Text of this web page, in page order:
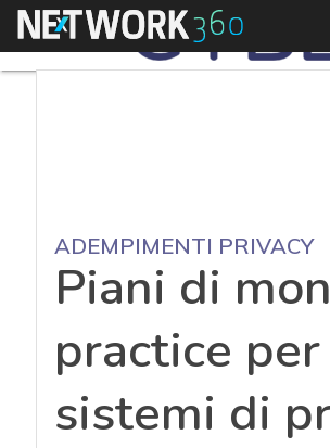
Menu
ADEMPIMENTI PRIVACY
Piani di
practice
sistemi di